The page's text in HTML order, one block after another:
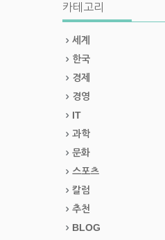
카테고리
세계
한국
경제
경영
IT
과학
문화
스포츠
칼럼
추천
BLOG